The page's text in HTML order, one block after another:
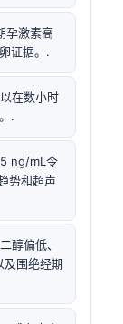
孕激素高
证据。.
在数小时
.
ng/mL令
势和超声
醇偏低、
及围绝经期